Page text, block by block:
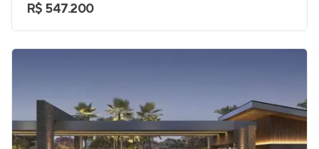
R$ 547.200